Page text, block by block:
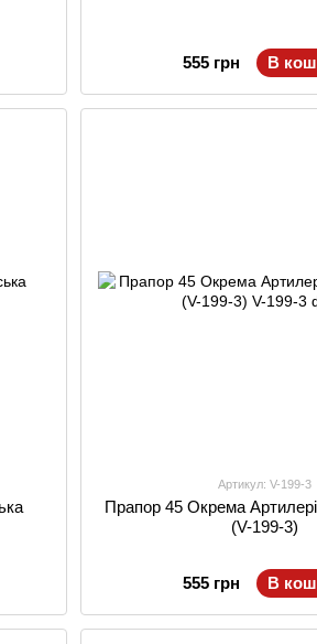
555 грн В
Артикул: V-199-3
Прапор 45 Окрема
(V-199-3)
555 грн В